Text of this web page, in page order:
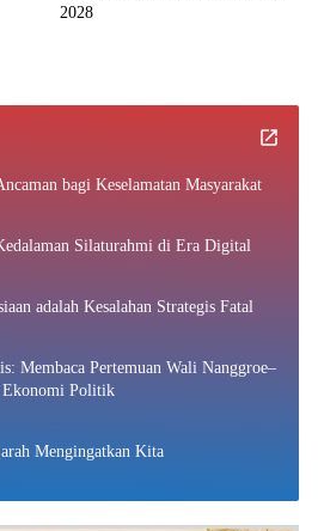
2028
bagi Keselamatan Masyarakat
Silaturahmi di Era Digital
adalah Kesalahan Strategis Fatal
Membaca Pertemuan Wali Nanggroe–
Ekonomi Politik
Mengingatkan Kita